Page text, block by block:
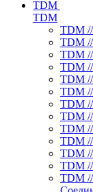
TDM
TDM
TDM
TDM
TDM
TDM
TDM //
TDM
TDM
TDM
TDM //
TDM
TDM
TDM
TDM